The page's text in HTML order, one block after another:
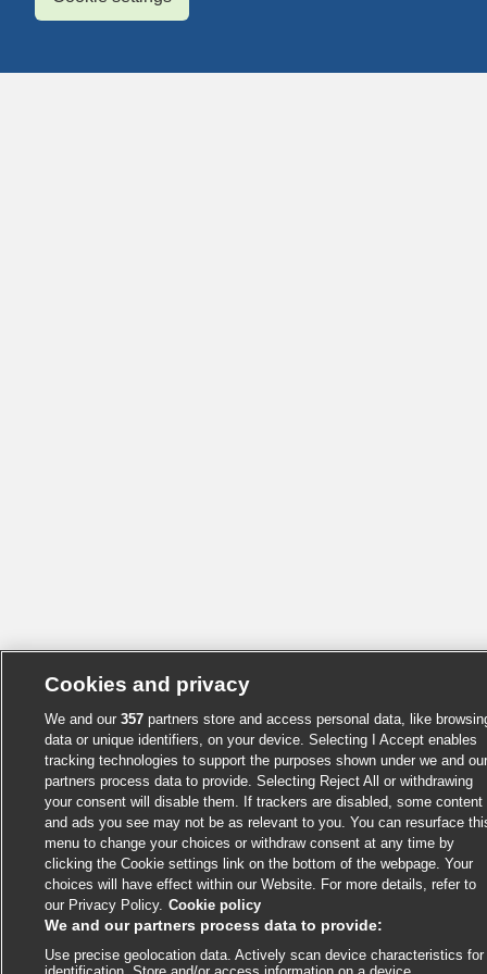
Cookies and privacy
We and our 357partners store and access personal data, like
data or unique identifiers, on your device. Selecting I Accept enables
tracking technologies to support the purposes shown under we and our
partners process data to provide. Selecting Reject All or withdrawing
your consent will disable them. If trackers are disabled, some content
and ads you see may not be as relevant to you. You can resurface
menu to change your choices or withdraw consent at any time by
clicking the Cookie settings link on the bottom of the webpage. Your
choices will have effect within our Website. For more details, refer to
our Privacy Policy. Cookie policy
We and our partners process data to provide:
Use precise geolocation data. Actively scan device characteristics for